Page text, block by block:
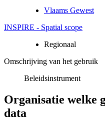
Vlaams Gewest
INSPIRE - Spatial scope
Regionaal
Omschrijving van het gebruik
Beleidsinstrument
Organisatie welke
data